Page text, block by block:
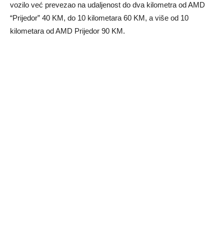
vozilo već prevezao na udaljenost do dva kilometra od AMD
“Prijedor” 40 KM, do 10 kilometara 60 KM, a više od 10
kilometara od AMD Prijedor 90 KM.